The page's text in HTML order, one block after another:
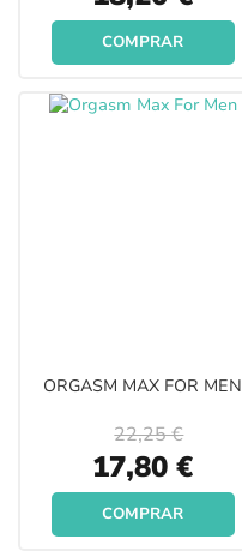
COMPRAR
ORGASM MAX FOR MEN
Special
Price
17,80 €
22,25 €
COMPRAR